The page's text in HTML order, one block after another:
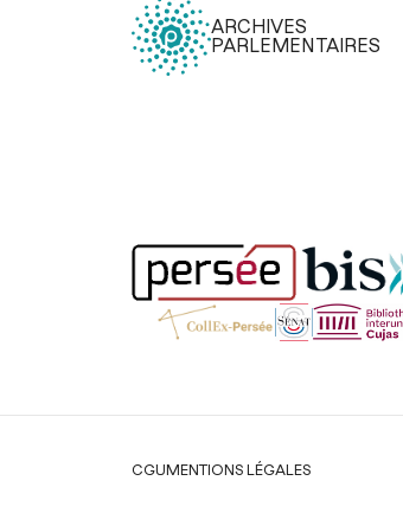
ARCHIVES
PARLEMENTAIRES
Légal
CGUMENTIONS LÉGALES